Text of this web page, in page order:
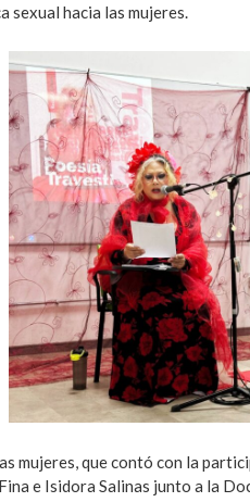
hacia las mujeres.
mujeres, que contó con la
e Isidora Salinas junto a la